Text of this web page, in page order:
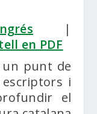
|
en PDF
un punt de
escriptors i
el